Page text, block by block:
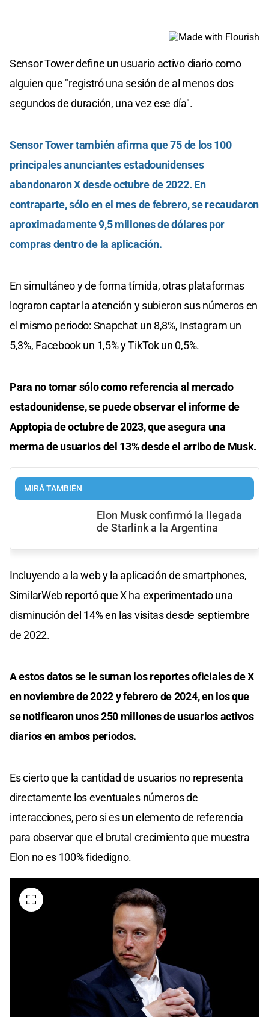
Sensor Tower define un usuario activo diario como
alguien que "registró una sesión de al menos dos
segundos de duración, una vez ese día".
Sensor Tower también afirma que 75 de los 100
principales anunciantes estadounidenses
abandonaron X desde octubre de 2022. En
contraparte, sólo en el mes de febrero, se recaudaron
aproximadamente 9,5 millones de dólares por
compras dentro de la aplicación.
En simultáneo y de forma tímida, otras plataformas
lograron captar la atención y subieron sus números en
el mismo periodo: Snapchat un 8,8%, Instagram un
5,3%, Facebook un 1,5% y TikTok un 0,5%.
Para no tomar sólo como referencia al mercado
estadounidense, se puede observar el informe de
Apptopia de octubre de 2023, que asegura una
merma de usuarios del 13% desde el arribo de Musk.
MIRÁ TAMBIÉN
Elon Musk confirmó la llegada
de Starlink a la Argentina
Incluyendo a la web y la aplicación de smartphones,
SimilarWeb reportó que X ha experimentado una
disminución del 14% en las visitas desde septiembre
de 2022.
A estos datos se le suman los reportes oficiales de X
en noviembre de 2022 y febrero de 2024, en los que
se notificaron unos 250 millones de usuarios activos
diarios en ambos periodos.
Es cierto que la cantidad de usuarios no representa
directamente los eventuales números de
interacciones, pero si es un elemento de referencia
para observar que el brutal crecimiento que muestra
Elon no es 100% fidedigno.